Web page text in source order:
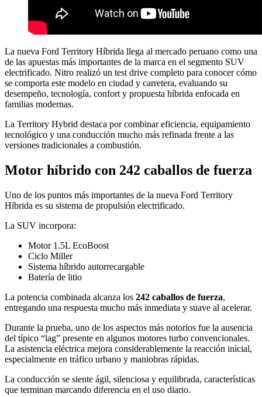
La nueva Ford Territory Híbrida llega al mercado peruano como una
de las apuestas más importantes de la marca en el segmento SUV
electrificado. Nitro realizó un test drive completo para conocer cómo
se comporta este modelo en ciudad y carretera, evaluando su
desempeño, tecnología, confort y propuesta híbrida enfocada en
familias modernas.
La Territory Hybrid destaca por combinar eficiencia, equipamiento
tecnológico y una conducción mucho más refinada frente a las
versiones tradicionales a combustión.
Motor híbrido con 242 caballos de fuerza
Uno de los puntos más importantes de la nueva Ford Territory
Híbrida es su sistema de propulsión electrificado.
La SUV incorpora:
Motor 1.5L EcoBoost
Ciclo Miller
Sistema híbrido autorrecargable
Batería de litio
La potencia combinada alcanza los 242 caballos de fuerza,
entregando una respuesta mucho más inmediata y suave al acelerar.
Durante la prueba, uno de los aspectos más notorios fue la ausencia
del típico “lag” presente en algunos motores turbo convencionales.
La asistencia eléctrica mejora considerablemente la reacción inicial,
especialmente en tráfico urbano y maniobras rápidas.
La conducción se siente ágil, silenciosa y equilibrada, características
que terminan marcando diferencia en el uso diario.